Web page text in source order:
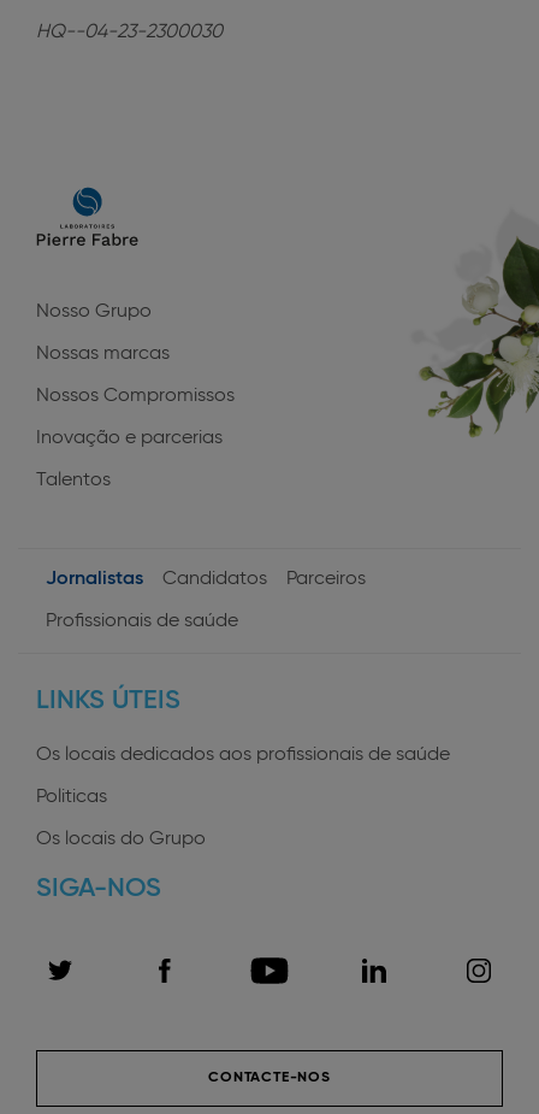
HQ--04-23-2300030
Main
navigation
Nosso Grupo
Nossas marcas
Nossos Compromissos
Inovação e parcerias
Talentos
User
Jornalistas Candidatos Parceiros
Profissionais de saúde
LINKS ÚTEIS
Os locais dedicados aos profissionais de saúde
Politicas
Os locais do Grupo
SIGA-NOS
CONTACTE-NOS